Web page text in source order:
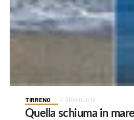
TIRRENO 36 minuti fa
Quella schiuma in